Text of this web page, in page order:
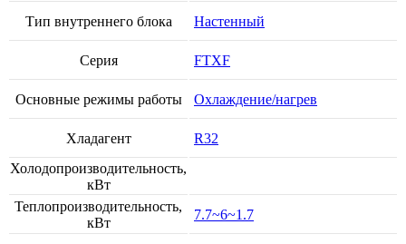
Тип внутреннего блока Настенный
Серия FTXF
Основные режимы работы Охлаждение/нагрев
Хладагент
R32
Холодопроизводительность,
кВт
Теплопроизводительность,
кВт
7.7~6~1.7